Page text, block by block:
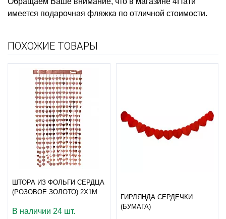
имеется подарочная фляжка по отличной стоимости.
ПОХОЖИЕ ТОВАРЫ
ШТОРА ИЗ ФОЛЬГИ СЕРДЦА
(РОЗОВОЕ ЗОЛОТО) 2Х1М
В наличии 24 шт.
ГИРЛЯНДА СЕРДЕЧКИ
(БУМАГА)